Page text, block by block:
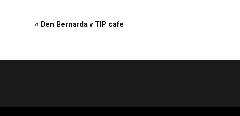
Navigace
« Den Bernarda v TIP cafe